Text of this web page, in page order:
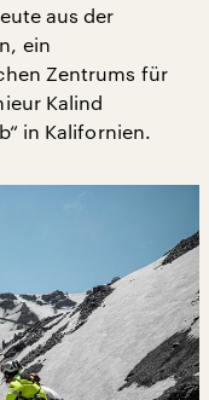
aus der
ein
Zentrums für
Kalind
in Kalifornien.